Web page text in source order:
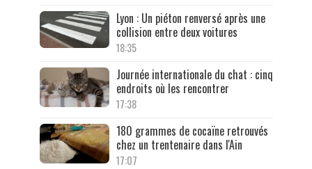
Lyon : Un piéton renversé après une
collision entre deux voitures
18:35
Journée internationale du chat : cinq
endroits où les rencontrer
17:38
180 grammes de cocaïne retrouvés
chez un trentenaire dans l'Ain
17:07